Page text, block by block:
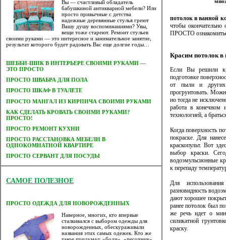
Вы — счастливый обладатель
бабушкиной антикварной мебели? Или
просто привычные с детства
надежные деревянные стулья греют
Вашу душу воспоминаниями? Увы,
вещи тоже стареют. Ремонт стульев
своими руками — это интересное и занимательное занятие,
результат которого будет радовать Вас еще долгие годы…
ШЕББИ-ШИК В ИНТЕРЬЕРЕ СВОИМИ РУКАМИ —
ЭТО ПРОСТО
ПРОСТО ШВАБРА ДЛЯ ПОЛА
ПРОСТО ШКАФ В ТУАЛЕТЕ
ПРОСТО МАНГАЛ ИЗ КИРПИЧА СВОИМИ РУКАМИ
КАК СДЕЛАТЬ КРОВАТЬ СВОИМИ РУКАМИ?
ПРОСТО!
ПРОСТО РЕМОНТ КУХНИ
ПРОСТО РАССТАНОВКА МЕБЕЛИ В
ОДНОКОМНАТНОЙ КВАРТИРЕ
ПРОСТО СЕРВАНТ ДЛЯ ПОСУДЫ
САМОЕ ПОЛЕЗНОЕ
ПРОСТО ОДЕЖДА ДЛЯ НОВОРОЖДЕННЫХ
Наверное, многих, кто впервые
сталкивался с выбором одежды для
новорожденных, обескураживали
названия этих самых одежек. Кто же
потолок в ванной
чтобы окончательно
ПРОСТО
Красим потолок в
Если Вы решили
подготовке
от пыли и других
прогрунтовать.
но тогда не
работа в конечном
технологией, а
Когда поверхность
покраске. Для
краскопульт. Вот
выбор краски.
водоэмульсионные
к перепаду
Для
разновидность
дают хорошее
ранее потолок был
же речь идет о
силикатной
краску.